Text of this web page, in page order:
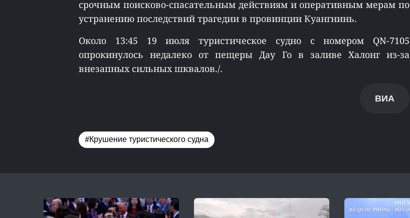
срочным поисково-спасательным действиям и оперативным мерам по
устранению последствий трагедии в провинции Куангнинь.
Около 13:45 19 июля туристическое судно с номером QN-7105
опрокинулось недалеко от пещеры Дау Го в заливе Халонг из-за
внезапных сильных шквалов./.
ВИА
#Крушение туристического судна